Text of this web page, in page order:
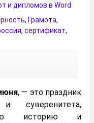
и дипломов в Word
, Грамота,
, сертификат,
, — это праздник
суверенитета,
историю и